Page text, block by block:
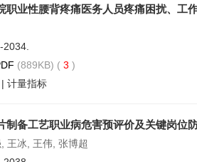
职业性腰背疼痛医务人员疼痛困扰、工
2034.
(889KB) ( 3 )
| 计量指标
制备工艺职业病危害预评价及关键岗位
王冰, 王伟, 张博超